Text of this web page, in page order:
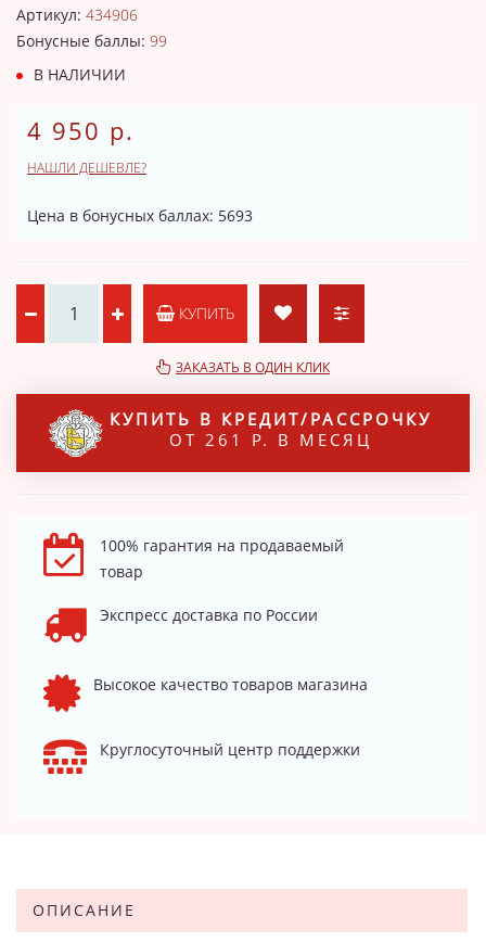
Артикул: 434906
Бонусные баллы: 99
В НАЛИЧИИ
4 950 р.
НАШЛИ ДЕШЕВЛЕ?
Цена в бонусных баллах: 5693
КУПИТЬ
ЗАКАЗАТЬ В ОДИН КЛИК
КУПИТЬ В КРЕДИТ/РАССРОЧКУ
ОТ 261 Р. В МЕСЯЦ
100% гарантия на продаваемый
товар
Экспресс доставка по России
Высокое качество товаров магазина
Круглосуточный центр поддержки
ОПИСАНИЕ